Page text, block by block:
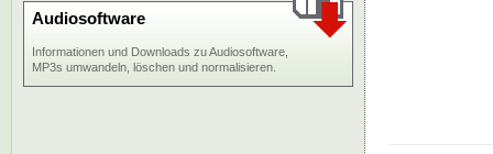
Audiosoftware
Informationen und Downloads zu Audiosoftware,
MP3s umwandeln, löschen und normalisieren.